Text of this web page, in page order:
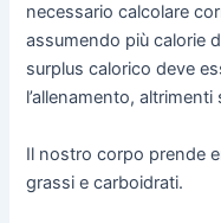
necessario calcolare
assumendo più calorie
surplus calorico deve
l’allenamento,
Il nostro corpo prende
grassi e carboidrati.